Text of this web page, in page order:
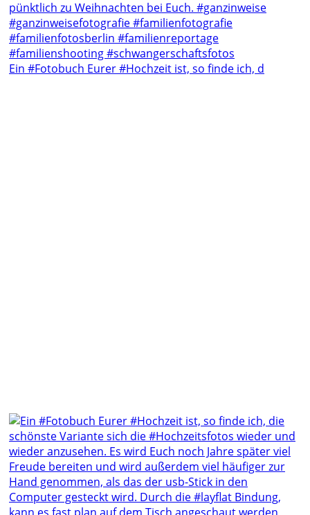
Ein #Fotobuch Eurer #Hochzeit ist, so finde ich, d